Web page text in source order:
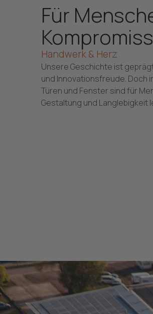
Für
Handwerk & Herz
Unsere Geschichte ist
und Innovationsfreude. Doch
Türen und Fenster sind für
Gestaltung und Langlebigkeit